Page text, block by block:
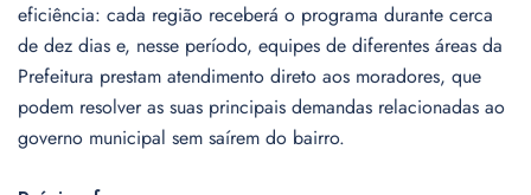
eficiência: cada região receberá o programa durante cerca
de dez dias e, nesse período, equipes de diferentes áreas da
Prefeitura prestam atendimento direto aos moradores, que
podem resolver as suas principais demandas relacionadas ao
governo municipal sem saírem do bairro.